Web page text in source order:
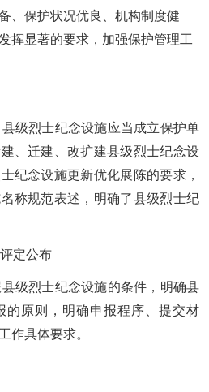
、保护状况优良、机构制度健
挥显著的要求，加强保护管理工
县级烈士纪念设施应当成立保护单
、迁建、改扩建县级烈士纪念设
纪念设施更新优化展陈的要求 ，
称规范表述， 明确了县级烈士纪
定公布
级烈士纪念设施的条件，明确县
的原则，明确申报程序、提交材
作具体要求。